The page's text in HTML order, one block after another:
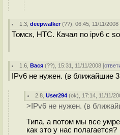
1.3 ,deepwalker(??), 06:45, 11/11/2008
Томск, НТС. Качал по ipv6 с
1.6 ,Вася (??), 15:31, 11/11/2008 [
IPv6 не нужен. (в ближайшие 3
2.8 ,User294 (ok), 17:14, 11/11/
>IPv6 не нужен. (в
Типа, а потом мы все
как это у нас полагается?